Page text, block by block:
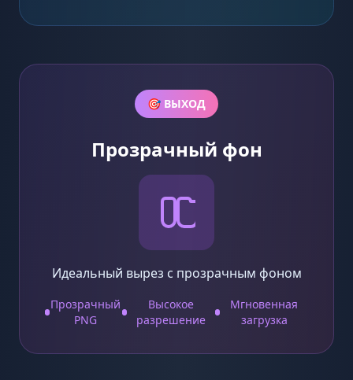
🎯 ВЫХОД
Прозрачный фон
Идеальный вырез с прозрачным фоном
Прозрачный
PNG
Высокое
разрешение
Мгновенная
загрузка